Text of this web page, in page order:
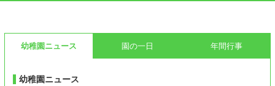
幼稚園ニュース 園の一日 年間行事
幼稚園ニュース